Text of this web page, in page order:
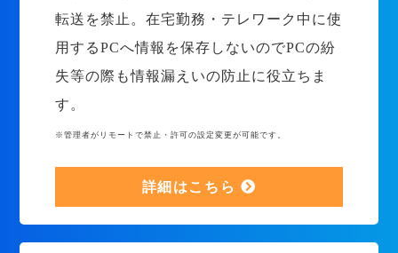
転送を禁止。在宅勤務・テレワーク中に使
用するPCへ情報を保存しないのでPCの紛
失等の際も情報漏えいの防止に役立ちま
す。
※管理者がリモートで禁止・許可の設定変更が可能です。
詳細はこちら